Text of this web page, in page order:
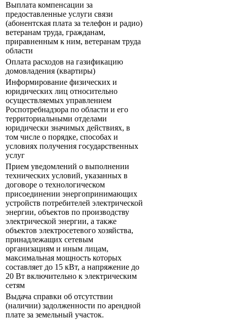
Выплата компенсации за
предоставленные услуги связи
(абонентская плата за телефон и радио)
ветеранам труда, гражданам,
приравненным к ним, ветеранам труда
области
Оплата расходов на газификацию
домовладения (квартиры)
Информирование физических и
юридических лиц относительно
осуществляемых управлением
Роспотребнадзора по области и его
территориальными отделами
юридически значимых действиях, в
том числе о порядке, способах и
условиях получения государственных
услуг
Прием уведомлений о выполнении
технических условий, указанных в
договоре о технологическом
присоединении энергопринимающих
устройств потребителей электрической
энергии, объектов по производству
электрической энергии, а также
объектов электросетевого хозяйства,
принадлежащих сетевым
организациям и иным лицам,
максимальная мощность которых
составляет до 15 кВт, а напряжение до
20 Вт включительно к электрическим
сетям
Выдача справки об отсутствии
(наличии) задолженности по арендной
плате за земельный участок.